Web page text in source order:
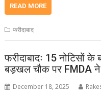
READ MORE
फरीदाबाद
फरीदाबादः 15 नोटिसों के
बड़खल चौक पर FMDA ने
December 18, 2025